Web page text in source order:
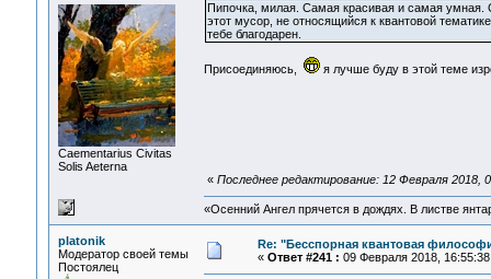
Сaementarius Civitas
Solis Aeterna
Пипочка, милая. Самая красивая и самая
этот мусор, не относящийся к квантовой
тебе благодарен.
Присоединяюсь, я лучше буду в этой теме
« Последнее редактирование: 12 Февраля 2018,
«Осенний Ангел прячется в дождях. В листве
platonik
Модератор своей темы
Постоялец
Re: "Бесспорная квантовая
« Ответ #241 : 09 Февраля 2018,